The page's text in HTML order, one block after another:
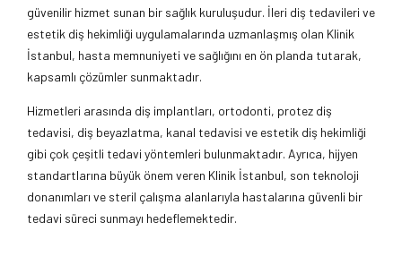
güvenilir hizmet sunan bir sağlık kuruluşudur. İleri diş tedavileri ve
estetik diş hekimliği uygulamalarında uzmanlaşmış olan Klinik
İstanbul, hasta memnuniyeti ve sağlığını en ön planda tutarak,
kapsamlı çözümler sunmaktadır.
Hizmetleri arasında diş implantları, ortodonti, protez diş
tedavisi, diş beyazlatma, kanal tedavisi ve estetik diş hekimliği
gibi çok çeşitli tedavi yöntemleri bulunmaktadır. Ayrıca, hijyen
standartlarına büyük önem veren Klinik İstanbul, son teknoloji
donanımları ve steril çalışma alanlarıyla hastalarına güvenli bir
tedavi süreci sunmayı hedeflemektedir.